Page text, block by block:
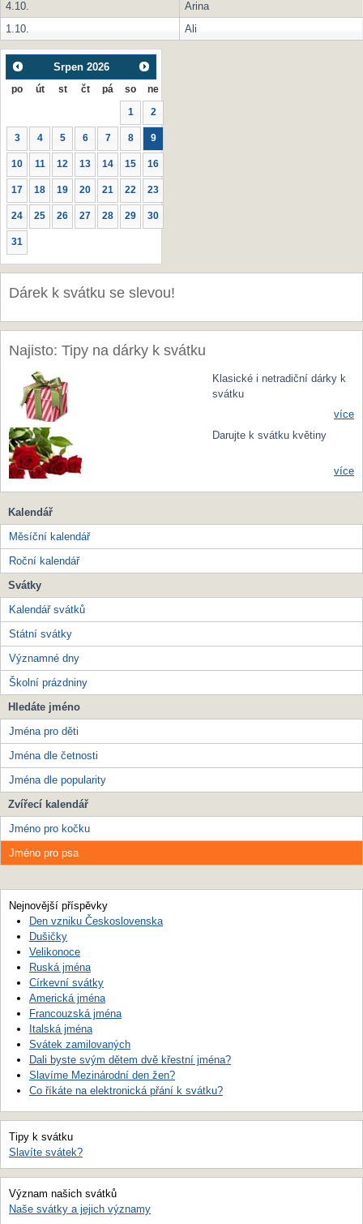
4.10.
Arina
1.10.
Ali
Srpen 2026
po út st čt pá so ne
1 2
3 4 5 6 7 8 9
10 11 12 13 14 15 16
17 18 19 20 21 22 23
24 25 26 27 28 29 30
31
Dárek k svátku se slevou!
Najisto: Tipy na dárky k svátku
Klasické i netradiční dárky k
svátku
více
Darujte k svátku květiny
více
Kalendář
Měsíční kalendář
Roční kalendář
Svátky
Kalendář svátků
Státní svátky
Významné dny
Školní prázdniny
Hledáte jméno
Jména pro děti
Jména dle četnosti
Jména dle popularity
Zvířecí kalendář
Jméno pro kočku
Jméno pro psa
Nejnovější příspěvky
Den vzniku Československa
Dušičky
Velikonoce
Ruská jména
Církevní svátky
Americká jména
Francouzská jména
Italská jména
Svátek zamilovaných
Dali byste svým dětem dvě křestní jména?
Slavíme Mezinárodní den žen?
Co říkáte na elektronická přání k svátku?
Tipy k svátku
Slavíte svátek?
Význam našich svátků
Naše svátky a jejich významy